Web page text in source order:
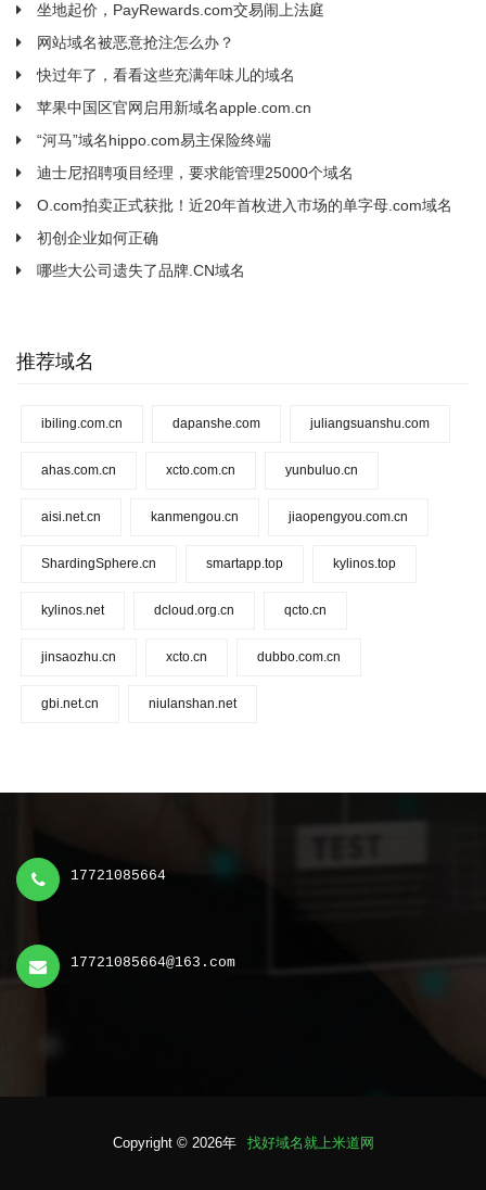
坐地起价，PayRewards.com交易闹上法庭
网站域名被恶意抢注怎么办？
快过年了，看看这些充满年味儿的域名
苹果中国区官网启用新域名apple.com.cn
“河马”域名hippo.com易主保险终端
迪士尼招聘项目经理，要求能管理25000个域名
O.com拍卖正式获批！近20年首枚进入市场的单字母.com域名
初创企业如何正确
哪些大公司遗失了品牌.CN域名
推荐域名
ibiling.com.cn dapanshe.com juliangsuanshu.com
ahas.com.cn xcto.com.cn yunbuluo.cn
aisi.net.cn kanmengou.cn jiaopengyou.com.cn
ShardingSphere.cn smartapp.top kylinos.top
kylinos.net dcloud.org.cn qcto.cn
jinsaozhu.cn xcto.cn dubbo.com.cn
gbi.net.cn niulanshan.net
17721085664
17721085664@163.com
Copyright © 2026年 找好域名就上米道网